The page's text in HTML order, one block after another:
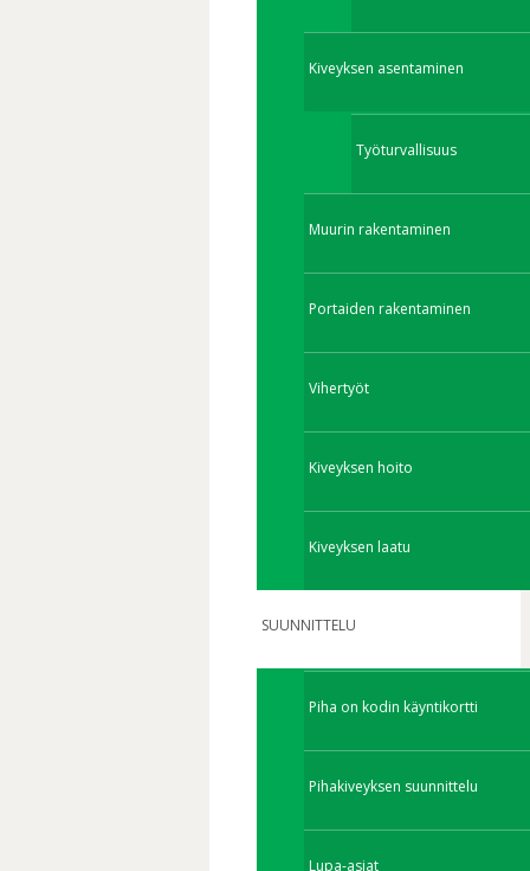
Kiveyksen asentaminen
Työturvallisuus
Muurin rakentaminen
Portaiden rakentaminen
Vihertyöt
Kiveyksen hoito
Kiveyksen laatu
SUUNNITTELU
Piha on kodin käyntikortti
Pihakiveyksen suunnittelu
Lupa-asiat